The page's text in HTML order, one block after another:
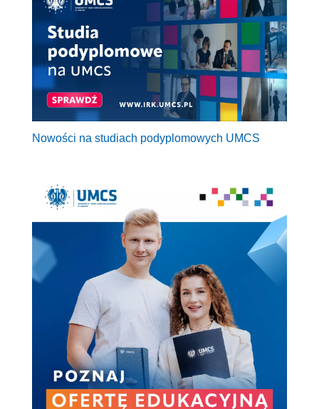
Nowości na studiach podyplomowych UMCS